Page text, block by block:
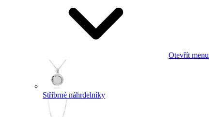
Otevřít menu
Stříbrné náhrdelníky